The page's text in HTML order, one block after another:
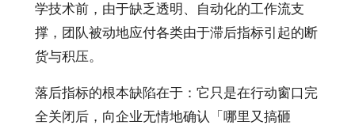
学技术前，由于缺乏透明、自动化的工作流支
撑，团队被动地应付各类由于滞后指标引起的断
货与积压。
落后指标的根本缺陷在于：它只是在行动窗口完
全关闭后，向企业无情地确认「哪里又搞砸